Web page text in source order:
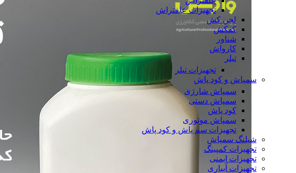
تجهیزات علفتراش
لجن کش
کفکش
شناور
کارواش
تیلر
تجهیزات تیلر
سمپاش و کود پاش
سمپاش شارژی
سمپاش دستی
کود پاش
سمپاش موتوری
تجهیزات سم پاش و کود پاش
شیلنگ سمپاش
تجهیزات کمپینگ
تجهیزات ایمنی
تجهیزات آبیاری